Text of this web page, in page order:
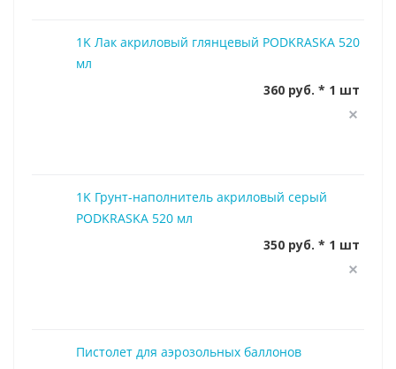
1K Лак акриловый глянцевый PODKRASKA 520
мл
360 руб. * 1 шт
1K Грунт-наполнитель акриловый серый
PODKRASKA 520 мл
350 руб. * 1 шт
Пистолет для аэрозольных баллонов